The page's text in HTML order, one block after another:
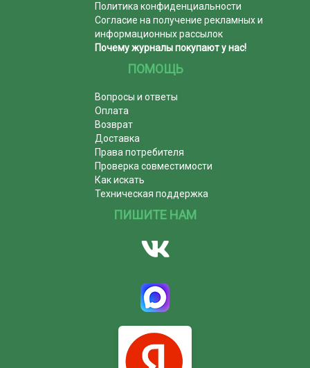
Политика конфиденциальности
Согласие на получение рекламных и
информационных рассылок
Почему журналы покупают у нас!
ПОМОЩЬ
Вопросы и ответы
Оплата
Возврат
Доставка
Права потребителя
Проверка совместимости
Как искать
Техническая поддержка
ПИШИТЕ НАМ